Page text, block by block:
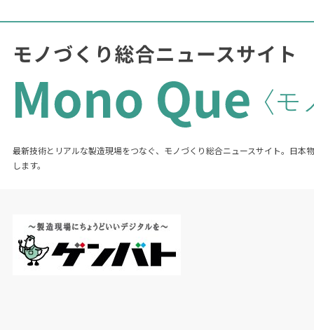
最新技術とリアルな製造現場をつなぐ、モノづくり総合ニュースサイト。日本
します。